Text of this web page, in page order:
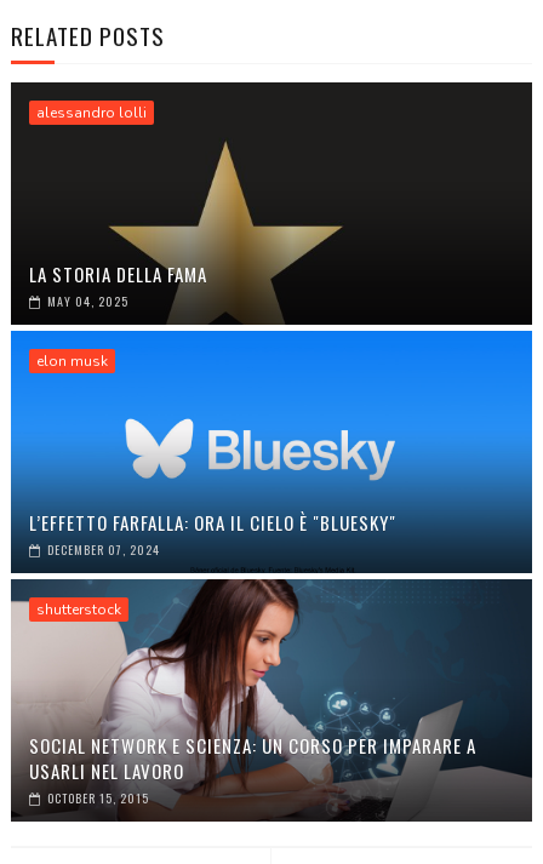
RELATED POSTS
alessandro lolli
LA STORIA DELLA FAMA
MAY 04, 2025
elon musk
L’EFFETTO FARFALLA: ORA IL CIELO È "BLUESKY"
DECEMBER 07, 2024
shutterstock
SOCIAL NETWORK E SCIENZA: UN CORSO PER IMPARARE A
USARLI NEL LAVORO
OCTOBER 15, 2015